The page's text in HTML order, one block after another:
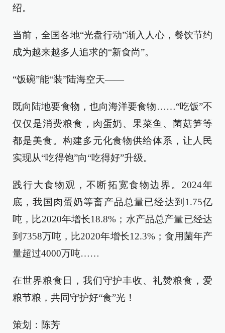
绍。
当前，全国各地“光盘行动”渐入人心，餐饮节约
成为越来越多人追求的“新食尚”。
“饭碗”能“装”陆海空天——
既向陆地要食物，也向海洋要食物……“吃饭”不
仅仅是消费粮食，肉蛋奶、果菜鱼、菌菇笋等
都是美食。构建多元化食物供给体系，让人民
实现从“吃得饱”向“吃得好”升级。
践行大食物观，不断拓宽食物边界。2024年
底，我国肉蛋奶等畜产品总量已经达到1.75亿
吨，比2020年增长18.8%；水产品总产量已经达
到7358万吨，比2020年增长12.3%；食用菌年产
量超过4000万吨……
在世界粮食日，我们守护丰收、礼赞粮食，爱
粮节粮，共同守护好“食”光！
策划：陈芳